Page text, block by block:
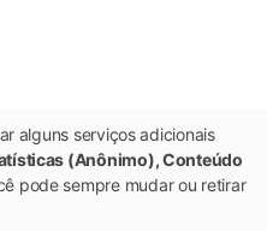
alguns serviços adicionais
(Anônimo), Conteúdo
pode sempre mudar ou retirar